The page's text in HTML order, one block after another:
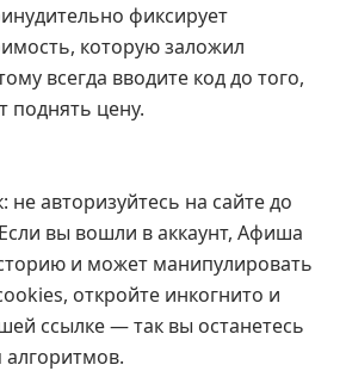
фиксирует
которую заложил
всегда вводите код до того,
поднять цену.
авторизуйтесь на сайте до
вы вошли в аккаунт, Афиша
и может манипулировать
откройте инкогнито и
ссылке — так вы останетесь
алгоритмов.